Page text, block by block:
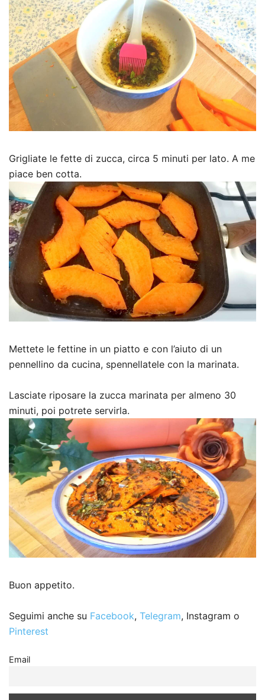
Grigliate le fette di zucca, circa 5 minuti per lato. A me
piace ben cotta.
Mettete le fettine in un piatto e con l’aiuto di un
pennellino da cucina, spennellatele con la marinata.
Lasciate riposare la zucca marinata per almeno 30
minuti, poi potrete servirla.
Buon appetito.
Seguimi anche su Facebook, Telegram, Instagram o
Pinterest
Email